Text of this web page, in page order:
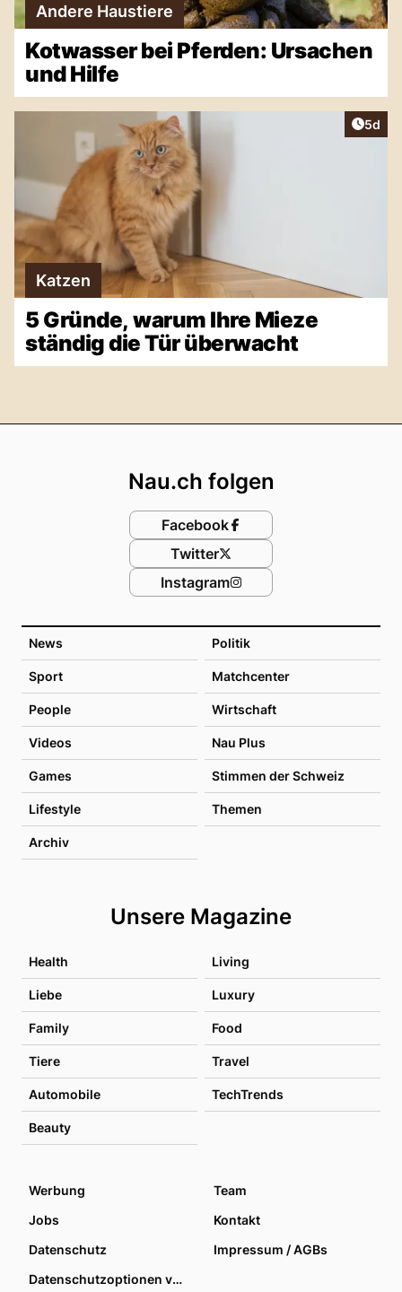
Andere Haustiere
Kotwasser bei Pferden: Ursachen
und Hilfe
5d
Katzen
5 Gründe, warum Ihre Mieze
ständig die Tür überwacht
News Politik
Sport Matchcenter
People Wirtschaft
Videos Nau Plus
Games Stimmen der Schweiz
Lifestyle Themen
Archiv
Unsere Magazine
Health Living
Liebe Luxury
Family Food
Tiere Travel
Automobile TechTrends
Beauty
Nau.ch folgen
Facebook
Twitter
Instagram
Werbung
Team
Jobs
Kontakt
Datenschutz
Impressum / AGBs
Datenschutzoptionen verwalten